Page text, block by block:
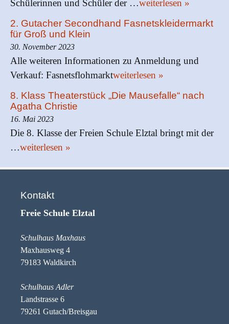
Schülerinnen und Schüler der …weiterlesen »
2. Gutacher Secondhand Fasnetskleidermarkt
für Groß und Klein
30. November 2023
Alle weiteren Informationen zu Anmeldung und
Verkauf: Fasnetsflohmarktweiterlesen »
8. Klass Theaterstück „Die Mausefalle“ nach
Agatha Christie
16. Mai 2023
Die 8. Klasse der Freien Schule Elztal bringt mit der
…weiterlesen »
Kontakt
Freie Schule Elztal
Schulhaus Maxhaus
Maxhausweg 4
79183 Waldkirch
Schulhaus Adler
Landstrasse 6
79261 Gutach/Breisgau